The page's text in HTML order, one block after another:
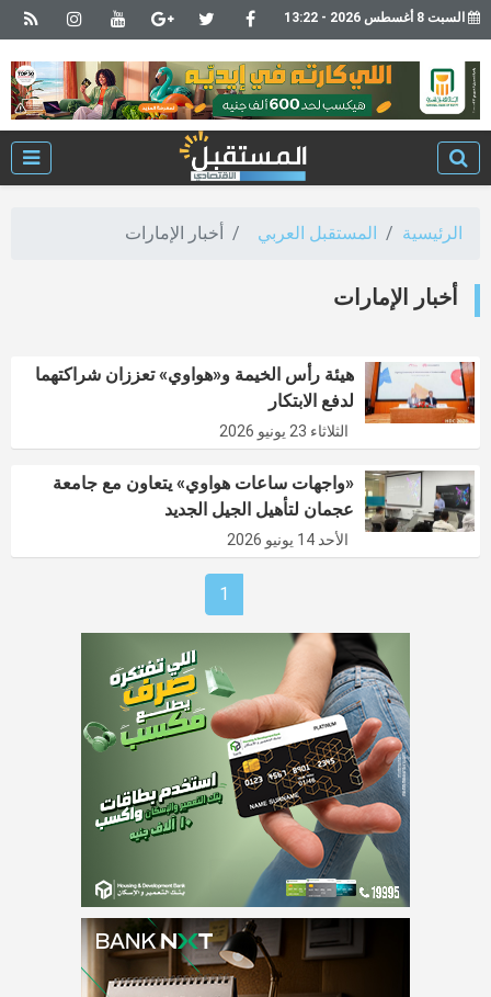
السبت 8 أغسطس 2026 - 13:22
الرئيسية المستقبل العربي أخبار الإمارات
أخبار الإمارات
هيئة رأس الخيمة و«هواوي» تعززان شراكتهما
لدفع الابتكار
الثلاثاء 23 يونيو 2026
«واجهات ساعات هواوي» يتعاون مع جامعة
عجمان لتأهيل الجيل الجديد
الأحد 14 يونيو 2026
1